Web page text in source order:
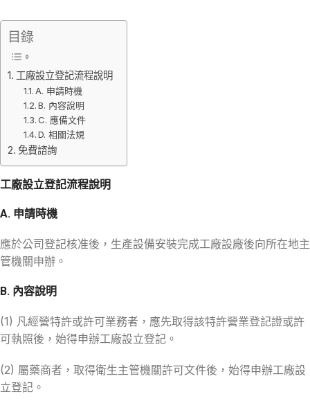
目錄
工廠設立登記流程說明
A. 申請時機
B. 內容說明
C. 應備文件
D. 相關法規
免費諮詢
工廠設立登記流程說明
A. 申請時機
應於公司登記核准後，生產設備安裝完成工廠設廠後向所在地主
管機關申辦。
B. 內容說明
(1) 凡經營特許或許可業務者，應先取得該特許營業登記證或許
可執照後，始得申辦工廠設立登記。
(2) 屬藥商者，取得衛生主管機關許可文件後，始得申辦工廠設
立登記。